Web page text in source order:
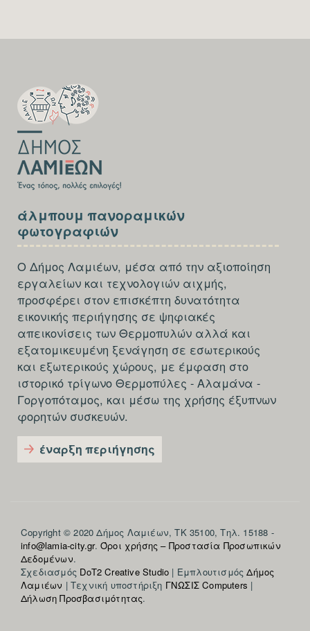
FOOTER-
FIRST
SECTION
FOOTER-
THIRD
άλμπουμ πανοραμικών
φωτογραφιών
Ο Δήμος Λαμιέων, μέσα από την αξιοποίηση
εργαλείων και τεχνολογιών αιχμής,
προσφέρει στον επισκέπτη δυνατότητα
εικονικής περιήγησης σε ψηφιακές
απεικονίσεις των Θερμοπυλών αλλά και
εξατομικευμένη ξενάγηση σε εσωτερικούς
και εξωτερικούς χώρους, με έμφαση στο
ιστορικό τρίγωνο Θερμοπύλες - Αλαμάνα -
Γοργοπόταμος, και μέσω της χρήσης έξυπνων
φορητών συσκευών.
έναρξη περιήγησης
Section
footer-
fifth
Copyright © 2020 Δήμος Λαμιέων, ΤΚ 35100, Τηλ. 15188 -
info@lamia-city.gr.Όροι χρήσης – Προστασία Προσωπικών
Δεδομένων.
Σχεδιασμός DoT2 Creative Studio | ΕμπλουτισμόςΔήμος
Λαμιέων | Τεχνική υποστήριξη ΓΝΩΣΙΣ Computers |
Δήλωση Προσβασιμότητας.